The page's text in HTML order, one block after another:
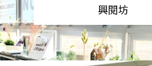
興閱坊